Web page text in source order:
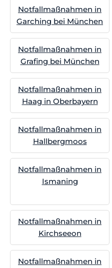
Notfallmaßnahmen in
Garching bei München
Notfallmaßnahmen in
Grafing bei München
Notfallmaßnahmen in
Haag in Oberbayern
Notfallmaßnahmen in
Hallbergmoos
Notfallmaßnahmen in
Ismaning
Notfallmaßnahmen in
Kirchseeon
Notfallmaßnahmen in